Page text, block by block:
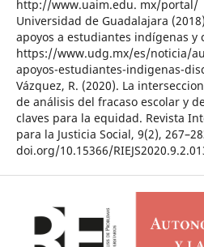
http://www.uaim.edu. mx/portal/
Universidad de Guadalajara
apoyos a estudiantes indígenas y
https://www.udg.mx/es/noticia/
apoyos-estudiantes-indigenas-
Vázquez, R. (2020). La
de análisis del fracaso escolar y
claves para la equidad. Revista
para la Justicia Social, 9(2),
doi.org/10.15366/